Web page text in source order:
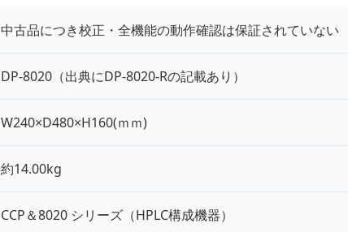
中古品につき校正・全機能の動作確認は保証されていない
DP-8020（出典にDP-8020-Rの記載あり）
W240×D480×H160(ｍｍ)
約14.00kg
CCP＆8020 シリーズ（HPLC構成機器）